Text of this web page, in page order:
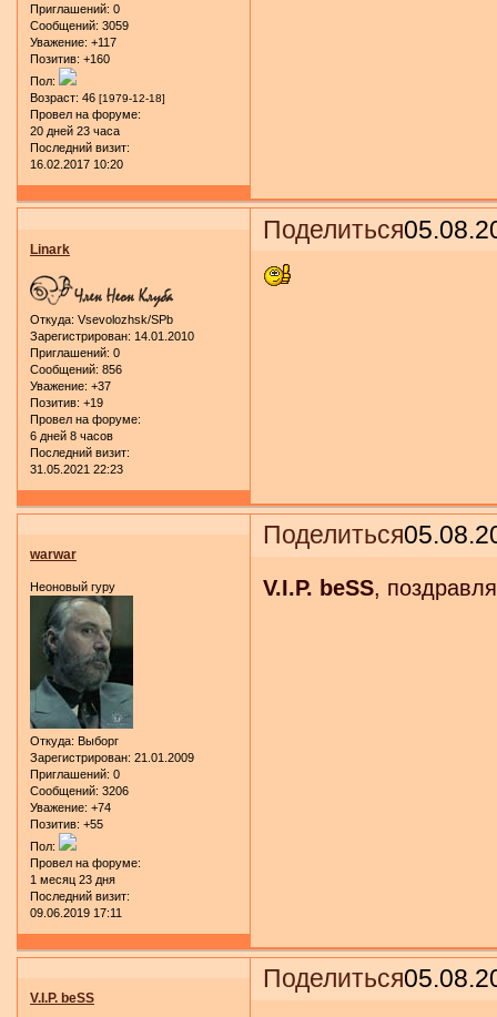
Приглашений: 0
Сообщений: 3059
Уважение: +117
Позитив: +160
Пол:
Возраст: 46 [1979-12-18]
Провел на форуме:
20 дней 23 часа
Последний визит:
16.02.2017 10:20
Поделиться
Linark
Откуда: Vsevolozhsk/SPb
Зарегистрирован: 14.01.2010
Приглашений: 0
Сообщений: 856
Уважение: +37
Позитив: +19
Провел на форуме:
6 дней 8 часов
Последний визит:
31.05.2021 22:23
Поделиться
warwar
Неоновый гуру
Откуда: Выборг
Зарегистрирован: 21.01.2009
Приглашений: 0
Сообщений: 3206
Уважение: +74
Позитив: +55
Пол:
Провел на форуме:
1 месяц 23 дня
Последний визит:
09.06.2019 17:11
V.I.P. beSS,
Поделиться
V.I.P. beSS